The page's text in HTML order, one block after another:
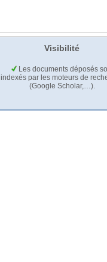
Visibilité
Les documents déposés
indexés par les moteurs de
(Google Scholar,…).